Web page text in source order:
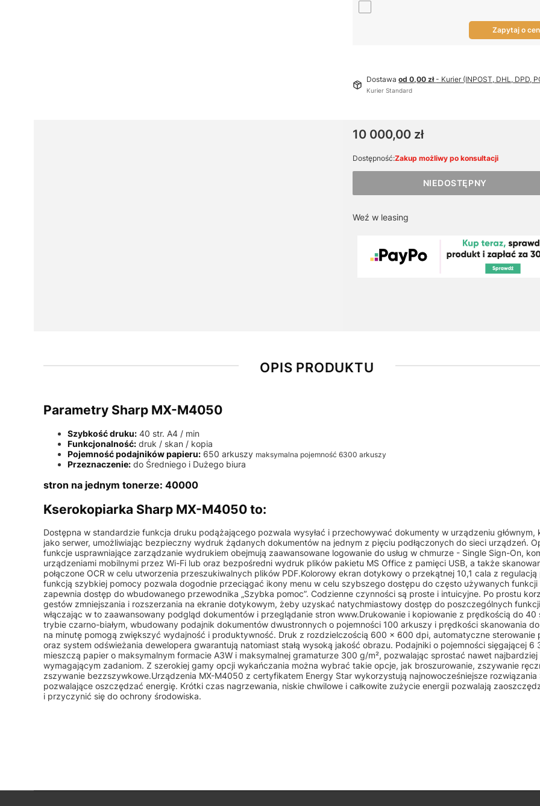
Zapytaj o
Dostawaod 0,00 zł- Kurier (INPOST, DHL, DPD,
Kurier Standard
Cena
10 000,00 zł
Dostępność:Zakup możliwy po konsultacji
NIEDOSTĘPNY
Weź w leasing
OPIS PRODUKTU
Parametry Sharp MX-M4050
Szybkość druku: 40 str. A4 / min
Funkcjonalność: druk / skan / kopia
Pojemność podajników papieru: 650 arkuszy maksymalna pojemność 6300 arkuszy
Przeznaczenie: do Średniego i Dużego biura
stron na jednym tonerze: 40000
Kserokopiarka Sharp MX-M4050 to:
Dostępna w standardzie funkcja druku podążającego pozwala wysyłać i przechowywać dokumenty w urządzeniu głównym,
jako serwer, umożliwiając bezpieczny wydruk żądanych dokumentów na jednym z pięciu podłączonych do sieci urządzeń.
funkcje usprawniające zarządzanie wydrukiem obejmują zaawansowane logowanie do usług w chmurze - Single Sign-On,
urządzeniami mobilnymi przez Wi-Fi lub oraz bezpośredni wydruk plików pakietu MS Office z pamięci USB, a także
połączone OCR w celu utworzenia przeszukiwalnych plików PDF.Kolorowy ekran dotykowy o przekątnej 10,1 cala z regulacją
funkcją szybkiej pomocy pozwala dogodnie przeciągać ikony menu w celu szybszego dostępu do często używanych funkcji
zapewnia dostęp do wbudowanego przewodnika „Szybka pomoc”. Codzienne czynności są proste i intuicyjne. Po prostu
gestów zmniejszania i rozszerzania na ekranie dotykowym, żeby uzyskać natychmiastowy dostęp do poszczególnych
włączając w to zaawansowany podgląd dokumentów i przeglądanie stron www.Drukowanie i kopiowanie z prędkością do 40
trybie czarno-białym, wbudowany podajnik dokumentów dwustronnych o pojemności 100 arkuszy i prędkości skanowania
na minutę pomogą zwiększyć wydajność i produktywność. Druk z rozdzielczością 600 x 600 dpi, automatyczne sterowanie
oraz system odświeżania dewelopera gwarantują natomiast stałą wysoką jakość obrazu. Podajniki o pojemności sięgającej 6
mieszczą papier o maksymalnym formacie A3W i maksymalnej gramaturze 300 g/m², pozwalając sprostać nawet najbardziej
wymagającym zadaniom. Z szerokiej gamy opcji wykańczania można wybrać takie opcje, jak broszurowanie, zszywanie
zszywanie bezzszywkowe.Urządzenia MX-M4050 z certyfikatem Energy Star wykorzystują najnowocześniejsze rozwiązania
pozwalające oszczędzać energię. Krótki czas nagrzewania, niskie chwilowe i całkowite zużycie energii pozwalają
i przyczynić się do ochrony środowiska.